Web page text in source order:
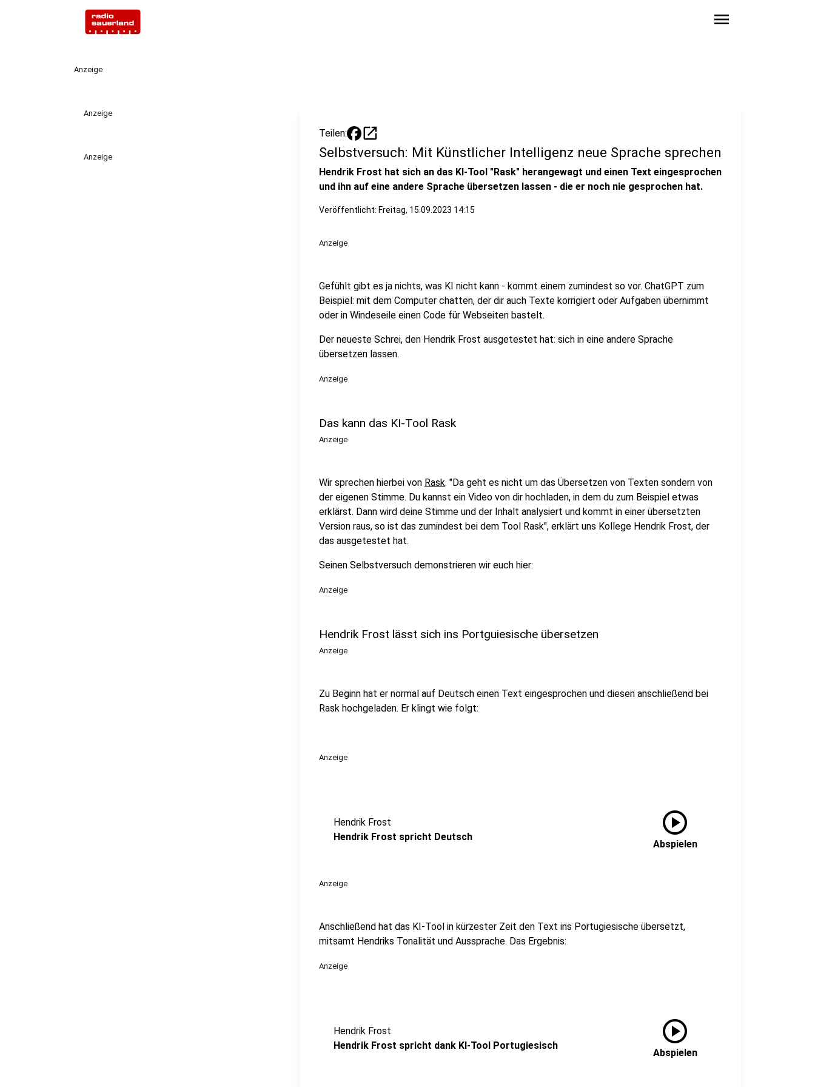
menu
Anzeige
Anzeige
Anzeige
Teilen: open_in_new
Selbstversuch: Mit Künstlicher Intelligenz neue Sprache sprechen
Hendrik Frost hat sich an das KI-Tool "Rask" herangewagt und einen Text eingesprochen
und ihn auf eine andere Sprache übersetzen lassen - die er noch nie gesprochen hat.
Veröffentlicht: Freitag, 15.09.2023 14:15
Anzeige
Gefühlt gibt es ja nichts, was KI nicht kann - kommt einem zumindest so vor. ChatGPT zum
Beispiel: mit dem Computer chatten, der dir auch Texte korrigiert oder Aufgaben übernimmt
oder in Windeseile einen Code für Webseiten bastelt.
Der neueste Schrei, den Hendrik Frost ausgetestet hat: sich in eine andere Sprache
übersetzen lassen.
Anzeige
Das kann das KI-Tool Rask
Anzeige
Wir sprechen hierbei von Rask. "Da geht es nicht um das Übersetzen von Texten sondern von
der eigenen Stimme. Du kannst ein Video von dir hochladen, in dem du zum Beispiel etwas
erklärst. Dann wird deine Stimme und der Inhalt analysiert und kommt in einer übersetzten
Version raus, so ist das zumindest bei dem Tool Rask", erklärt uns Kollege Hendrik Frost, der
das ausgetestet hat.
Seinen Selbstversuch demonstrieren wir euch hier:
Anzeige
Hendrik Frost lässt sich ins Portguiesische übersetzen
Anzeige
Zu Beginn hat er normal auf Deutsch einen Text eingesprochen und diesen anschließend bei
Rask hochgeladen. Er klingt wie folgt:
Anzeige
Hendrik Frost
Hendrik Frost spricht Deutsch
play_circle
Abspielen
Anzeige
Anschließend hat das KI-Tool in kürzester Zeit den Text ins Portugiesische übersetzt,
mitsamt Hendriks Tonalität und Aussprache. Das Ergebnis:
Anzeige
Hendrik Frost
Hendrik Frost spricht dank KI-Tool Portugiesisch
play_circle
Abspielen